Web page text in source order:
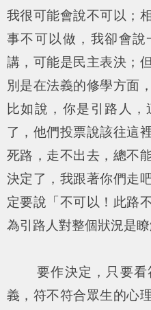
我很可能會說不可以；
事不可以做，我卻會
講，可能是民主表決；
別是在法義的修學方面
比如說，你是引路人
了，他們投票說該往這
死路，走不出去，總不
決定了，我跟著你們走
定要說「不可以！此路
為引路人對整個狀況是瞭
要作決定，只要看
義，符不符合眾生的心